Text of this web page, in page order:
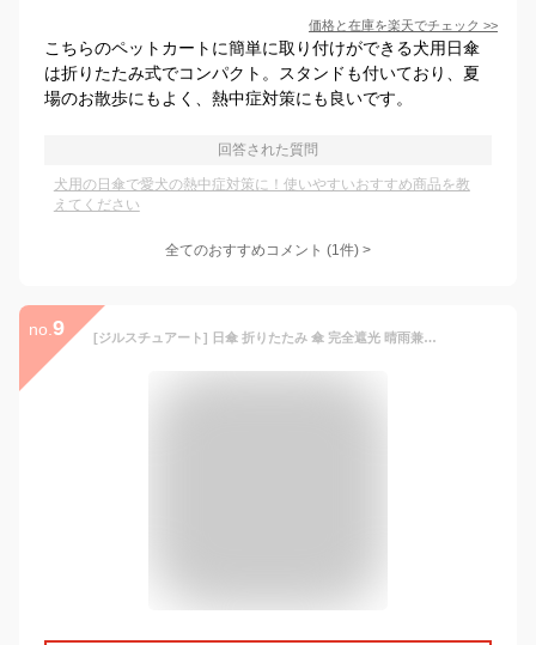
価格と在庫を楽天でチェック >>
こちらのペットカートに簡単に取り付けができる犬用日傘
は折りたたみ式でコンパクト。スタンドも付いており、夏
場のお散歩にもよく、熱中症対策にも良いです。
回答された質問
犬用の日傘で愛犬の熱中症対策に！使いやすいおすすめ商品を教
えてください
全てのおすすめコメント (1件) >
no. 9 [ジルスチュアート] 日傘 折りたたみ 傘 完全遮光 晴雨兼用 レディース 50cm 軽量 遮光 遮熱 UVカット サマーシールド マーカーペインティング刺しゅう 1JI 27767 フューシャ(74)